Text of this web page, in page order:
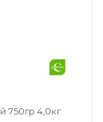
750гр 4,0кг